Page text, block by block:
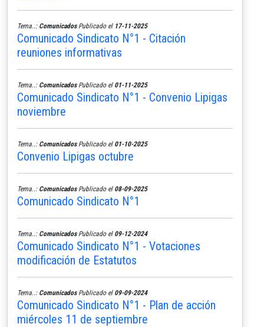
Tema..: ComunicadosPublicado el 17-11-2025
Comunicado Sindicato N°1 - Citación
reuniones informativas
Tema..: ComunicadosPublicado el 01-11-2025
Comunicado Sindicato N°1 - Convenio Lipigas
noviembre
Tema..: ComunicadosPublicado el 01-10-2025
Convenio Lipigas octubre
Tema..: ComunicadosPublicado el 08-09-2025
Comunicado Sindicato N°1
Tema..: ComunicadosPublicado el 09-12-2024
Comunicado Sindicato N°1 - Votaciones
modificación de Estatutos
Tema..: ComunicadosPublicado el 09-09-2024
Comunicado Sindicato N°1 - Plan de acción
miércoles 11 de septiembre